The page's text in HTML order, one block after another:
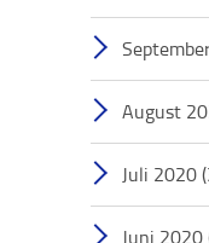
August
Juli 2020
Juni 2020